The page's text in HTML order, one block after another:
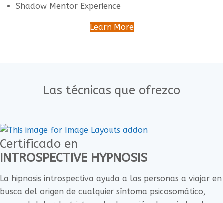
Shadow Mentor Experience
Learn More
Las técnicas que ofrezco
Certificado en
INTROSPECTIVE HYPNOSIS
La hipnosis introspectiva ayuda a las personas a viajar en
busca del origen de cualquier síntoma psicosomático,